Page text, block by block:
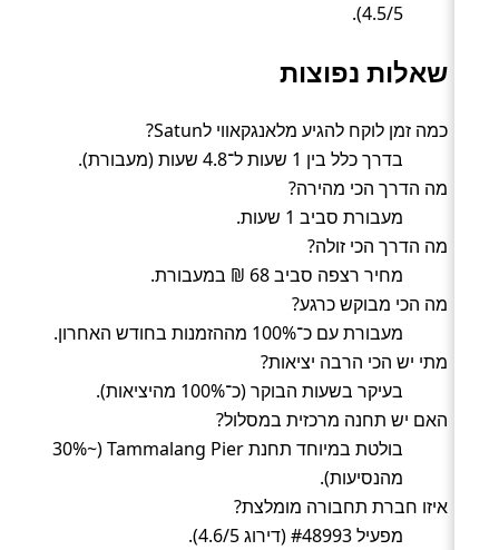
4.5/5).
שאלות נפוצות
כמה זמן לוקח להגיע מלאנגקאווי לSatun?
בדרך כלל בין 1 שעות ל־4.8 שעות (מעבורת).
מה הדרך הכי מהירה?
מעבורת סביב 1 שעות.
מה הדרך הכי זולה?
מחיר רצפה סביב 68 ₪ במעבורת.
מה הכי מבוקש כרגע?
מעבורת עם כ־100% מההזמנות בחודש האחרון.
מתי יש הכי הרבה יציאות?
בעיקר בשעות הבוקר (כ־100% מהיציאות).
האם יש תחנה מרכזית במסלול?
בולטת במיוחד תחנת Tammalang Pier (~30%
מהנסיעות).
איזו חברת תחבורה מומלצת?
מפעיל #48993 (דירוג 4.6/5).